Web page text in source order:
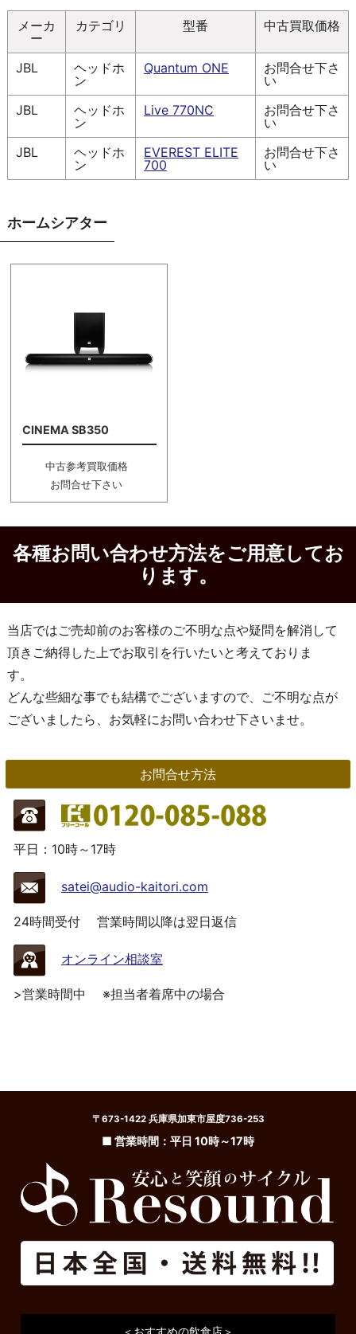
メーカ
ー
カテゴリ 型番 中古買取価格
JBL
ヘッドホ
ン
Quantum ONE
お問合せ下さ
い
JBL
ヘッドホ
ン
Live 770NC
お問合せ下さ
い
JBL
ヘッドホ
ン
EVEREST ELITE
700
お問合せ下さ
い
ホームシアター
CINEMA SB350
中古参考買取価格
お問合せ下さい
各種お問い合わせ方法をご用意してお
ります。
当店ではご売却前のお客様のご不明な点や疑問を解消して
頂きご納得した上でお取引を行いたいと考えておりま
す。
どんな些細な事でも結構でございますので、ご不明な点が
ございましたら、お気軽にお問い合わせ下さいませ。
お問合せ方法
平日：10時～17時
satei@audio-kaitori.com
24時間受付 営業時間以降は翌日返信
オンライン相談室
>営業時間中 ※担当者着席中の場合
〒673-1422 兵庫県加東市屋度736-253
■ 営業時間：平日 10時～17時